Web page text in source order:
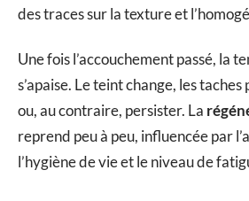
des traces sur la texture et
Une fois l’accouchement passé, la
s’apaise. Le teint change, les
ou, au contraire, persister. La
reprend peu à peu, influencée par
l’hygiène de vie et le niveau de